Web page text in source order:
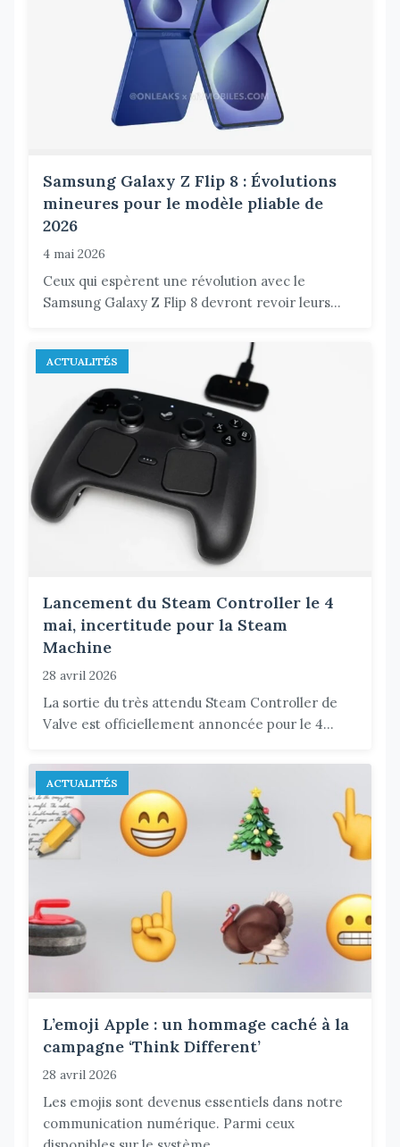
Samsung Galaxy Z Flip 8 : Évolutions
mineures pour le modèle pliable de
2026
4 mai 2026
Ceux qui espèrent une révolution avec le
Samsung Galaxy Z Flip 8 devront revoir leurs...
ACTUALITÉS
Lancement du Steam Controller le 4
mai, incertitude pour la Steam
Machine
28 avril 2026
La sortie du très attendu Steam Controller de
Valve est officiellement annoncée pour le 4...
ACTUALITÉS
L’emoji Apple : un hommage caché à la
campagne ‘Think Different’
28 avril 2026
Les emojis sont devenus essentiels dans notre
communication numérique. Parmi ceux